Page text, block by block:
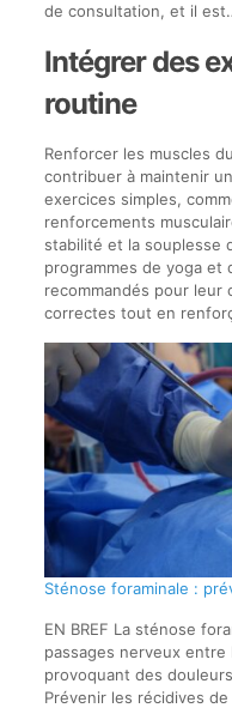
de consultation, et il
Intégrer des
routine
Renforcer les muscles
contribuer à maintenir
exercices simples,
renforcements
stabilité et la souplesse
programmes de yoga et
recommandés pour leur
correctes tout en
Sténose foraminale :
EN BREF La sténose
passages nerveux
provoquant des
Prévenir les récidives